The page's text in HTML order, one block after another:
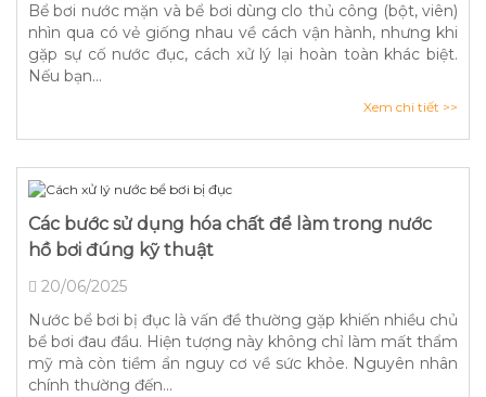
Bể bơi nước mặn và bể bơi dùng clo thủ công (bột, viên)
nhìn qua có vẻ giống nhau về cách vận hành, nhưng khi
gặp sự cố nước đục, cách xử lý lại hoàn toàn khác biệt.
Nếu bạn...
Xem chi tiết >>
Các bước sử dụng hóa chất để làm trong nước
hồ bơi đúng kỹ thuật
20/06/2025
Nước bể bơi bị đục là vấn đề thường gặp khiến nhiều chủ
bể bơi đau đầu. Hiện tượng này không chỉ làm mất thẩm
mỹ mà còn tiềm ẩn nguy cơ về sức khỏe. Nguyên nhân
chính thường đến...